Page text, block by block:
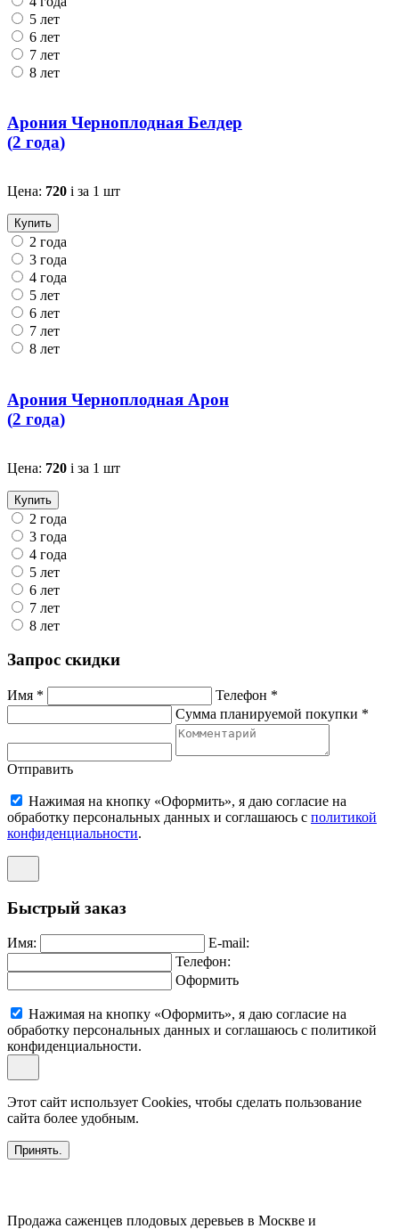
5 лет
6 лет
7 лет
8 лет
Арония Черноплодная Белдер
(2 года)
Цена: 720 i за 1 шт
Купить
2 года
3 года
4 года
5 лет
6 лет
7 лет
8 лет
Арония Черноплодная Арон
(2 года)
Цена: 720 i за 1 шт
Купить
2 года
3 года
4 года
5 лет
6 лет
7 лет
8 лет
Запрос скидки
Имя *
Телефон *
Сумма планируемой покупки *
Отправить
Нажимая на кнопку «Оформить», я даю согласие на
обработку персональных данных и соглашаюсь c политикой
конфиденциальности.
Быстрый заказ
Имя:
E-mail:
Телефон:
Оформить
Нажимая на кнопку «Оформить», я даю согласие на
обработку персональных данных и соглашаюсь c политикой
конфиденциальности.
Этот сайт использует Cookies, чтобы сделать пользование
сайта более удобным.
Принять.
Продажа саженцев плодовых деревьев в Москве и